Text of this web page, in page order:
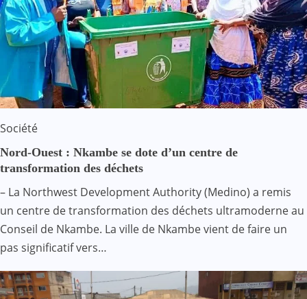
Société
Nord-Ouest : Nkambe se dote d’un centre de
transformation des déchets
– La Northwest Development Authority (Medino) a remis
un centre de transformation des déchets ultramoderne au
Conseil de Nkambe. La ville de Nkambe vient de faire un
pas significatif vers…